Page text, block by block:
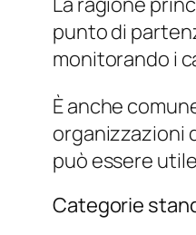
punto di
monitorando i
È anche
organizzazioni
può essere
Categorie